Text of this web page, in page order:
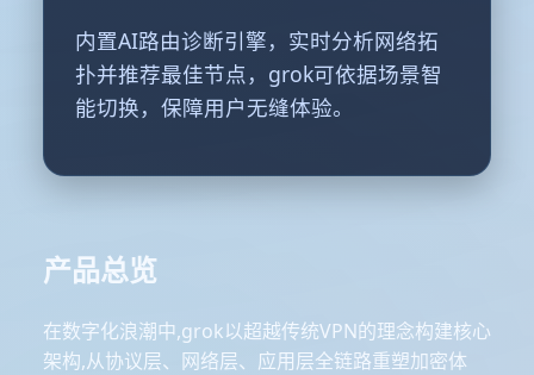
内置AI路由诊断引擎，实时分析网络拓
扑并推荐最佳节点，grok可依据场景智
能切换，保障用户无缝体验。
产品总览
在数字化浪潮中,grok以超越传统VPN的理念构建核心
架构,从协议层、网络层、应用层全链路重塑加密体